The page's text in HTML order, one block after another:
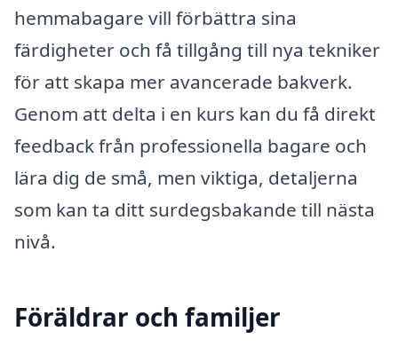
hemmabagare vill förbättra sina
färdigheter och få tillgång till nya tekniker
för att skapa mer avancerade bakverk.
Genom att delta i en kurs kan du få direkt
feedback från professionella bagare och
lära dig de små, men viktiga, detaljerna
som kan ta ditt surdegsbakande till nästa
nivå.
Föräldrar och familjer